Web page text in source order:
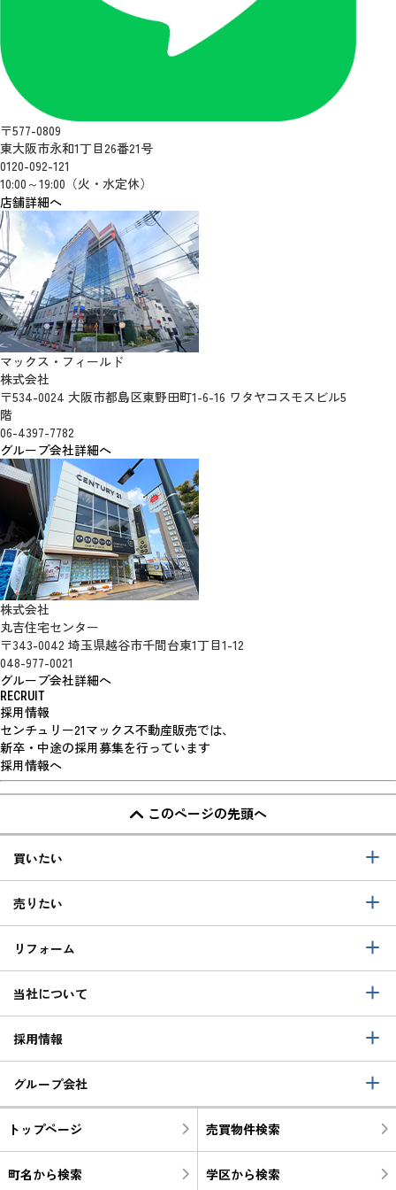
〒577-0809
東大阪市永和1丁目26番21号
0120-092-121
10:00～19:00（火・水定休）
店舗詳細へ
マックス・フィールド
株式会社
〒534-0024 大阪市都島区東野田町1-6-16 ワタヤコスモスビル5
階
06-4397-7782
グループ会社詳細へ
株式会社
丸吉住宅センター
〒343-0042 埼玉県越谷市千間台東1丁目1-12
048-977-0021
グループ会社詳細へ
RECRUIT
採用情報
センチュリー21マックス不動産販売では、
新卒・中途の採用募集を行っています
採用情報へ
このページの先頭へ
買いたい
売りたい
リフォーム
当社について
採用情報
グループ会社
トップページ 売買物件検索
町名から検索 学区から検索